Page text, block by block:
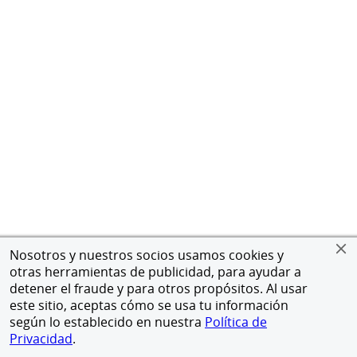
Nosotros y nuestros socios usamos cookies y
otras herramientas de publicidad, para ayudar a
detener el fraude y para otros propósitos. Al usar
este sitio, aceptas cómo se usa tu información
según lo establecido en nuestra Política de
Privacidad.